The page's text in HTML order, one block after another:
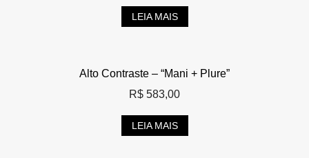
LEIA MAIS
Alto Contraste – “Mani + Plure”
R$ 583,00
LEIA MAIS